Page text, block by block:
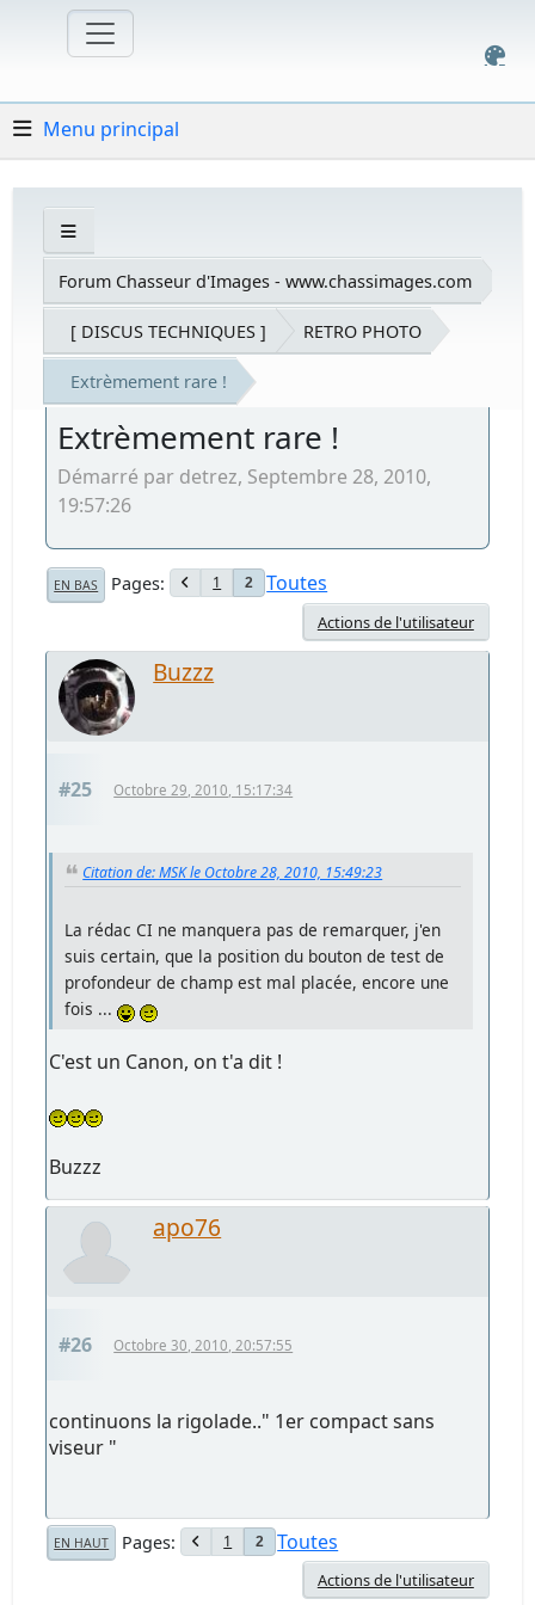
Menu principal
Forum Chasseur d'Images - www.chassimages.com
[ DISCUS TECHNIQUES ] RETRO PHOTO
Extrèmement rare !
Extrèmement rare !
Démarré par detrez, Septembre 28, 2010,
19:57:26
EN BAS Pages 1 2 Toutes
Actions de l'utilisateur
Buzzz
#25 Octobre 29, 2010, 15:17:34
Citation de: MSK le Octobre 28, 2010, 15:49:23
La rédac CI ne manquera pas de remarquer, j'en
suis certain, que la position du bouton de test de
profondeur de champ est mal placée, encore une
fois ...
C'est un Canon, on t'a dit !
Buzzz
apo76
#26 Octobre 30, 2010, 20:57:55
continuons la rigolade.." 1er compact sans
viseur "
EN HAUT Pages 1 2 Toutes
Actions de l'utilisateur